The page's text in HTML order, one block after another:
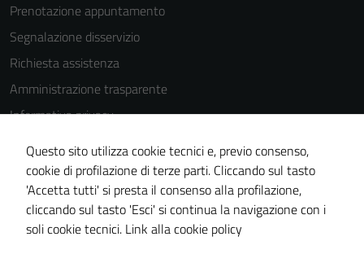
Prenotazione appuntamento
Segnalazione disservizio
Richiesta assistenza
Amministrazione trasparente
Informativa privacy
Cookie Policy
Note legali
Dichiarazione di accessibilità
Piano di miglioramento del sito
Questo sito utilizza cookie tecnici e, previo consenso,
cookie di profilazione di terze parti. Cliccando sul tasto
'Accetta tutti' si presta il consenso alla profilazione,
cliccando sul tasto 'Esci' si continua la navigazione con i
soli cookie tecnici. Link alla cookie policy
Questi cookie
impostati da
una serie di
servizi esterni
(si veda la
Cookie policy